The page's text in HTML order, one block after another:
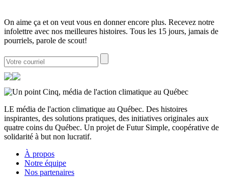
On aime ça et on veut vous en donner encore plus. Recevez notre
infolettre avec nos meilleures histoires. Tous les 15 jours, jamais de
pourriels, parole de scout!
LE média de l'action climatique au Québec. Des histoires
inspirantes, des solutions pratiques, des initiatives originales aux
quatre coins du Québec. Un projet de Futur Simple, coopérative de
solidarité à but non lucratif.
À propos
Notre équipe
Nos partenaires